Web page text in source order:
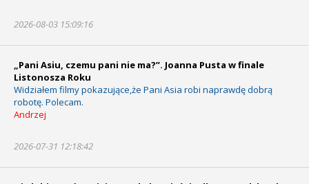
2026-08-03 15:09:16
„Pani Asiu, czemu pani nie ma?”. Joanna Pusta w finale
Listonosza Roku
Widziałem filmy pokazujące,że Pani Asia robi naprawdę dobrą
robotę. Polecam.
Andrzej
2026-07-31 12:18:42